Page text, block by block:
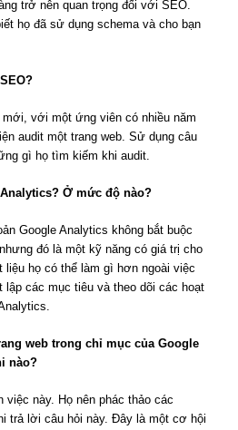
trở nên quan trọng đối với SEO.
họ đã sử dụng schema và cho bạn
với một ứng viên có nhiều năm
audit một trang web. Sử dụng câu
gì họ tìm kiếm khi audit.
Ở mức độ nào?
Google Analytics không bắt buộc
đó là một kỹ năng có giá trị cho
liệu họ có thể làm gì hơn ngoài việc
lập các mục tiêu và theo dõi các hoạt
web trong chỉ mục của Google
nào?
việc này. Họ nên phác thảo các
trả lời câu hỏi này. Đây là một cơ hội